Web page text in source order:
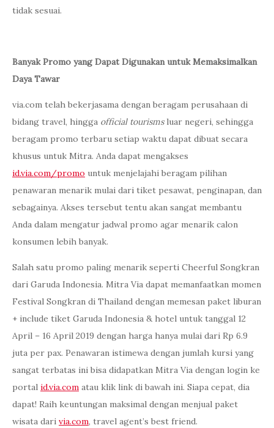
tidak sesuai.
Banyak Promo yang Dapat Digunakan untuk Memaksimalkan
Daya Tawar
via.com telah bekerjasama dengan beragam perusahaan di
bidang travel, hingga official tourisms luar negeri, sehingga
beragam promo terbaru setiap waktu dapat dibuat secara
khusus untuk Mitra. Anda dapat mengakses
id.via.com/promo untuk menjelajahi beragam pilihan
penawaran menarik mulai dari tiket pesawat, penginapan, dan
sebagainya. Akses tersebut tentu akan sangat membantu
Anda dalam mengatur jadwal promo agar menarik calon
konsumen lebih banyak.
Salah satu promo paling menarik seperti Cheerful Songkran
dari Garuda Indonesia. Mitra Via dapat memanfaatkan momen
Festival Songkran di Thailand dengan memesan paket liburan
+ include tiket Garuda Indonesia & hotel untuk tanggal 12
April – 16 April 2019 dengan harga hanya mulai dari Rp 6.9
juta per pax. Penawaran istimewa dengan jumlah kursi yang
sangat terbatas ini bisa didapatkan Mitra Via dengan login ke
portal id.via.com atau klik link di bawah ini. Siapa cepat, dia
dapat! Raih keuntungan maksimal dengan menjual paket
wisata dari via.com, travel agent’s best friend.